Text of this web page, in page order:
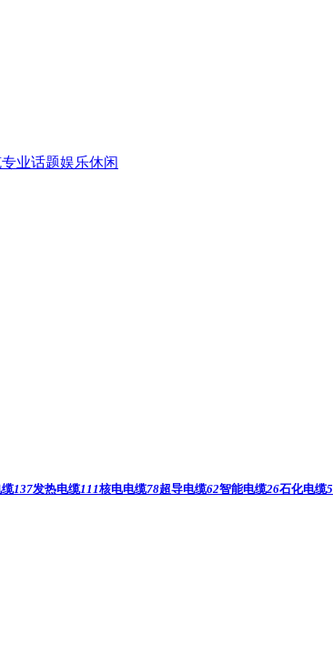
业话题娱乐休闲
缆137发热电缆111核电电缆78超导电缆62智能电缆26石化电缆5